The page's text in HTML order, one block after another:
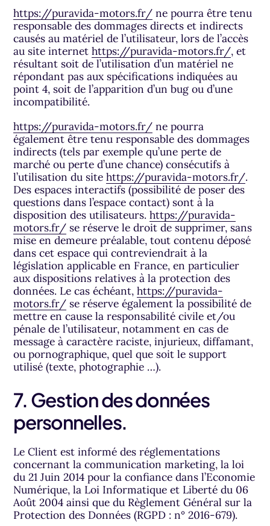
https://puravida-motors.fr/ ne pourra être tenu
responsable des dommages directs et indirects
causés au matériel de l’utilisateur, lors de l’accès
au site internethttps://puravida-motors.fr/, et
résultant soit de l’utilisation d’un matériel ne
répondant pas aux spécifications indiquées au
point 4, soit de l’apparition d’un bug ou d’une
incompatibilité.
https://puravida-motors.fr/ ne pourra
également être tenu responsable des dommages
indirects (tels par exemple qu’une perte de
marché ou perte d’une chance) consécutifs à
l’utilisation du sitehttps://puravida-motors.fr/.
Des espaces interactifs (possibilité de poser des
questions dans l’espace contact) sont à la
disposition des utilisateurs.https://puravida-
motors.fr/ se réserve le droit de supprimer, sans
mise en demeure préalable, tout contenu déposé
dans cet espace qui contreviendrait à la
législation applicable en France, en particulier
aux dispositions relatives à la protection des
données. Le cas échéant,https://puravida-
motors.fr/ se réserve également la possibilité de
mettre en cause la responsabilité civile et/ou
pénale de l’utilisateur, notamment en cas de
message à caractère raciste, injurieux, diffamant,
ou pornographique, quel que soit le support
utilisé (texte, photographie …).
7. Gestion des données
personnelles.
Le Client est informé des réglementations
concernant la communication marketing, la loi
du 21 Juin 2014 pour la confiance dans l’Economie
Numérique, la Loi Informatique et Liberté du 06
Août 2004 ainsi que du Règlement Général sur la
Protection des Données (RGPD : n° 2016-679).